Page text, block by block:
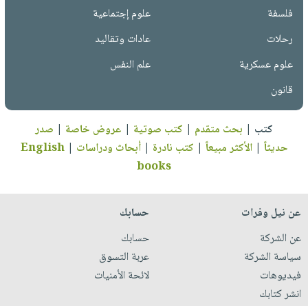
فلسفة
علوم إجتماعية
رحلات
عادات وتقاليد
علوم عسكرية
علم النفس
قانون
كتب | بحث متقدم | كتب صوتية | عروض خاصة | صدر
حديثاً |الأكثر مبيعاً | كتب نادرة |أبحاث ودراسات |
English
books
عن نيل وفرات
عن الشركة
سياسة الشركة
فيديوهات
انشر كتابك
حسابك
حسابك
عربة التسوق
لائحة الأمنيات